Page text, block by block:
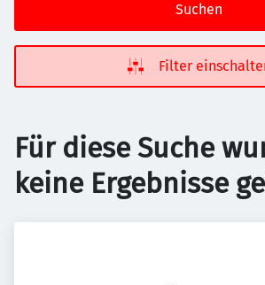
Suchen
Filter
Für diese Suche
keine Ergebnisse